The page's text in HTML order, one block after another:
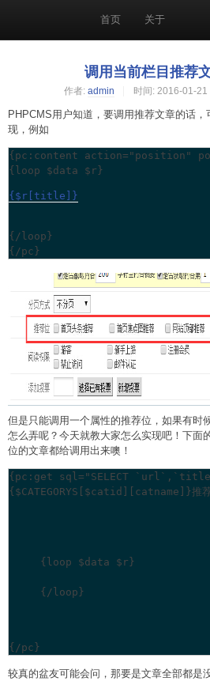
首页 关于
调用当前栏目推荐
作者: admin 时间: 2016-01-21
PHPCMS用户知道，要调用推荐文章的话
现，例如
{pc:content action="position"
{$r[title]}
{/loop}
{/pc}
但是只能调用一个属性的推荐位，如果有时
怎么弄呢？今天就教大家怎么实现吧！下面
位的文章都给调用出来噢！
{$CATEGORYS[$catid][catname]}推
{/pc}
较真的盆友可能会问，那要是文章全部都是